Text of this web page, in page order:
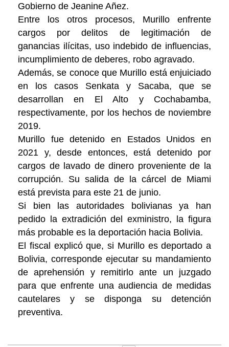
Gobierno de Jeanine Añez.
Entre los otros procesos, Murillo enfrente
cargos por delitos de legitimación de
ganancias ilícitas, uso indebido de influencias,
incumplimiento de deberes, robo agravado.
Además, se conoce que Murillo está enjuiciado
en los casos Senkata y Sacaba, que se
desarrollan en El Alto y Cochabamba,
respectivamente, por los hechos de noviembre
2019.
Murillo fue detenido en Estados Unidos en
2021 y, desde entonces, está detenido por
cargos de lavado de dinero proveniente de la
corrupción. Su salida de la cárcel de Miami
está prevista para este 21 de junio.
Si bien las autoridades bolivianas ya han
pedido la extradición del exministro, la figura
más probable es la deportación hacia Bolivia.
El fiscal explicó que, si Murillo es deportado a
Bolivia, corresponde ejecutar su mandamiento
de aprehensión y remitirlo ante un juzgado
para que enfrente una audiencia de medidas
cautelares y se disponga su detención
preventiva.